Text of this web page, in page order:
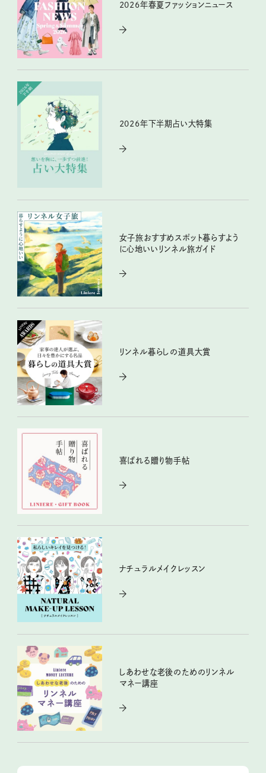
2026年春夏ファッションニュース
2026年下半期占い大特集
女子旅おすすめスポット暮らすよう
に心地いいリンネル旅ガイド
リンネル暮らしの道具大賞
喜ばれる贈り物手帖
ナチュラルメイクレッスン
しあわせな老後のためのリンネル
マネー講座